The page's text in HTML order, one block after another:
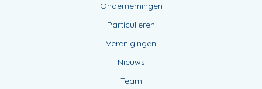
Ondernemingen
Particulieren
Verenigingen
Nieuws
Team